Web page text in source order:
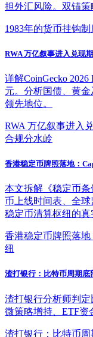
担外汇风险。双锚策
1983年的货币挂钩
RWA 万亿叙事进入兑现
详解CoinGecko
元。分析国债、黄
领先地位。
RWA 万亿叙事进入
合规分水岭
香港稳定币牌照落地：
本文拆解《稳定币条
币上线时间表、全
稳定币清算枢纽的真
香港稳定币牌照落地
纽
渣打银行：比特币周期
渣打银行分析师判
微策略增持、ETF资
渣打银行：比特币